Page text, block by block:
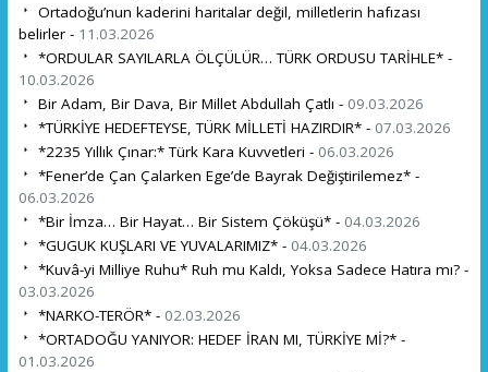
Ortadoğu’nun kaderini haritalar değil, milletlerin hafızası
belirler - 11.03.2026
*ORDULAR SAYILARLA ÖLÇÜLÜR… TÜRK ORDUSU TARİHLE* -
10.03.2026
Bir Adam, Bir Dava, Bir Millet Abdullah Çatlı - 09.03.2026
*TÜRKİYE HEDEFTEYSE, TÜRK MİLLETİ HAZIRDIR* - 07.03.2026
*2235 Yıllık Çınar:* Türk Kara Kuvvetleri - 06.03.2026
*Fener’de Çan Çalarken Ege’de Bayrak Değiştirilemez* -
06.03.2026
*Bir İmza… Bir Hayat… Bir Sistem Çöküşü* - 04.03.2026
*GUGUK KUŞLARI VE YUVALARIMIZ* - 04.03.2026
*Kuvâ-yi Milliye Ruhu* Ruh mu Kaldı, Yoksa Sadece Hatıra mı? -
03.03.2026
*NARKO-TERÖR* - 02.03.2026
*ORTADOĞU YANIYOR: HEDEF İRAN MI, TÜRKİYE Mİ?* -
01.03.2026